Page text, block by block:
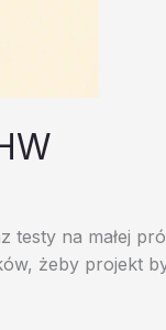
testy na małej
żeby projekt